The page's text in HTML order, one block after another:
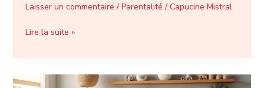
Laisser un commentaire / Parentalité / Capucine Mistral
Lire la suite »
Liste